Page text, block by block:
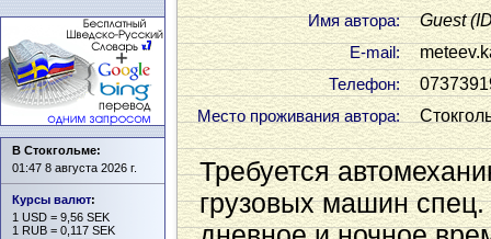
Имя автора: Guest
Е-mail:
Телефон:
Место проживания автора:
Требуется
грузовых машин
В Стокгольме:
01:47 8 августа 2026 г.
Курсы валют:
1 USD = 9,56 SEK
1 RUB = 0,117 SEK